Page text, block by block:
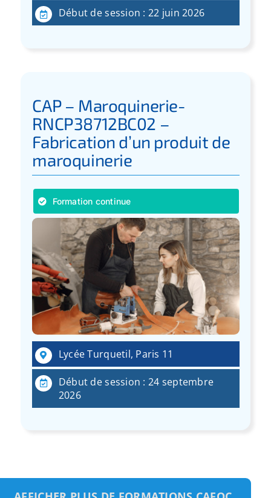
Début de session : 22 juin 2026
CAP – Maroquinerie-
RNCP38712BC02 –
Fabrication d’un produit de
maroquinerie
Formation continue
Lycée Turquetil, Paris 11
Début de session : 24 septembre
2026